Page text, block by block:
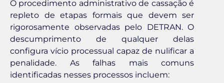
O procedimento administrativo de cassação é
repleto de etapas formais que devem ser
rigorosamente observadas pelo DETRAN. O
descumprimento de qualquer delas
configura vício processual capaz de nulificar a
penalidade. As falhas mais comuns
identificadas nesses processos incluem: